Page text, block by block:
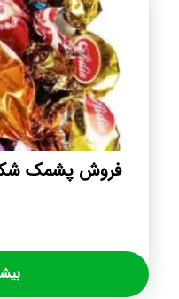
فروش پشمک